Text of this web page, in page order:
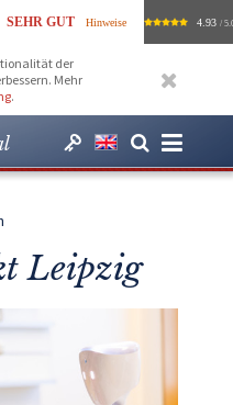
SEHR GUT Hinweise 4.93 /
der
Mehr
.
Leipzig